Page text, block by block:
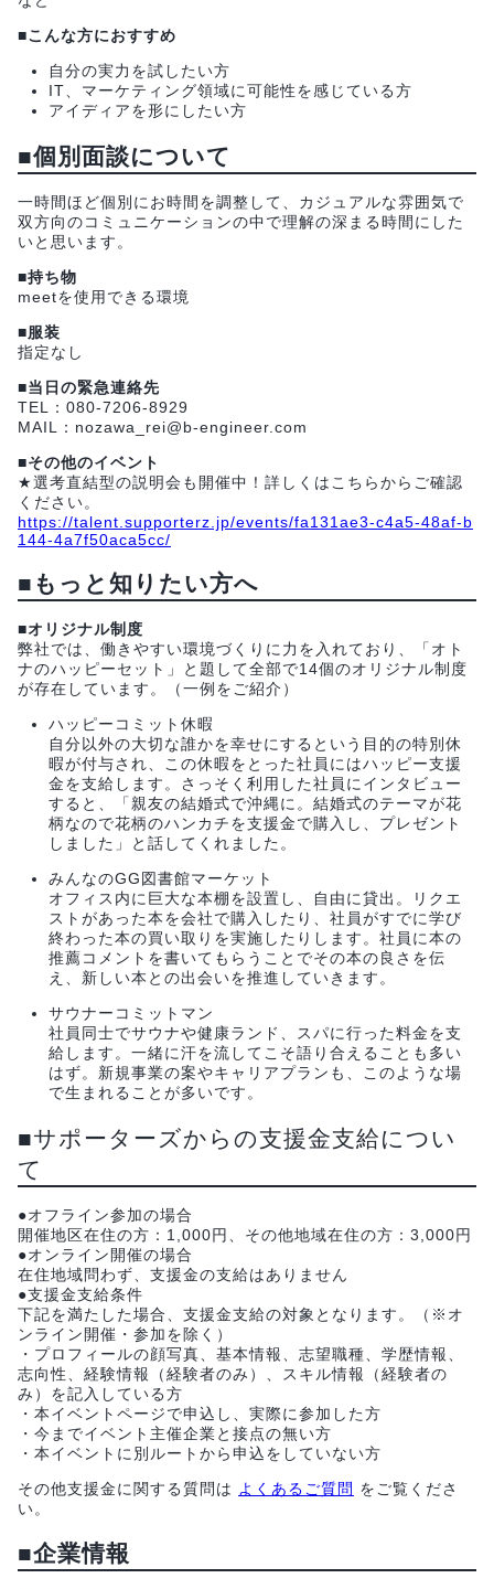
■こんな方におすすめ
自分の実力を試したい方
IT、マーケティング領域に可能性を感じている方
アイディアを形にしたい方
■個別面談について
一時間ほど個別にお時間を調整して、カジュアルな雰囲気で
双方向のコミュニケーションの中で理解の深まる時間にした
いと思います。
■持ち物
meetを使用できる環境
■服装
指定なし
■当日の緊急連絡先
TEL：080-7206-8929
MAIL：nozawa_rei@b-engineer.com
■その他のイベント
★選考直結型の説明会も開催中！詳しくはこちらからご確認
ください。
https://talent.supporterz.jp/events/fa131ae3-c4a5-48af-b
144-4a7f50aca5cc/
■もっと知りたい方へ
■オリジナル制度
弊社では、働きやすい環境づくりに力を入れており、「オト
ナのハッピーセット」と題して全部で14個のオリジナル制度
が存在しています。（一例をご紹介）
ハッピーコミット休暇
自分以外の大切な誰かを幸せにするという目的の特別休
暇が付与され、この休暇をとった社員にはハッピー支援
金を支給します。さっそく利用した社員にインタビュー
すると、「親友の結婚式で沖縄に。結婚式のテーマが花
柄なので花柄のハンカチを支援金で購入し、プレゼント
しました」と話してくれました。
みんなのGG図書館マーケット
オフィス内に巨大な本棚を設置し、自由に貸出。リクエ
ストがあった本を会社で購入したり、社員がすでに学び
終わった本の買い取りを実施したりします。社員に本の
推薦コメントを書いてもらうことでその本の良さを伝
え、新しい本との出会いを推進していきます。
サウナーコミットマン
社員同士でサウナや健康ランド、スパに行った料金を支
給します。一緒に汗を流してこそ語り合えることも多い
はず。新規事業の案やキャリアプランも、このような場
で生まれることが多いです。
■サポーターズからの支援金支給につい
て
●オフライン参加の場合
開催地区在住の方：1,000円、その他地域在住の方：3,000円
●オンライン開催の場合
在住地域問わず、支援金の支給はありません
●支援金支給条件
下記を満たした場合、支援金支給の対象となります。（※オ
ンライン開催・参加を除く）
・プロフィールの顔写真、基本情報、志望職種、学歴情報、
志向性、経験情報（経験者のみ）、スキル情報（経験者の
み）を記入している方
・本イベントページで申込し、実際に参加した方
・今までイベント主催企業と接点の無い方
・本イベントに別ルートから申込をしていない方
その他支援金に関する質問は よくあるご質問 をご覧くださ
い。
■企業情報